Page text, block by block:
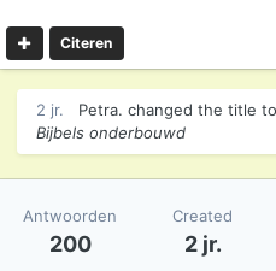
Citeren
2 jr. Petra. changed the title to
Bijbels onderbouwd
Antwoorden
200
Created
2 jr.